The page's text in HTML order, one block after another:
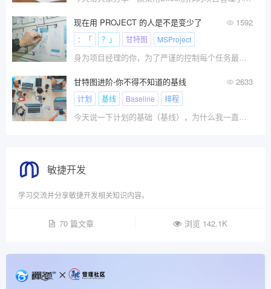
现在用 PROJECT 的人是不是变少了 1592
：「 ？」 甘特图 MSProject
身为项目经理的你，为了严谨的控制每个任务最多可运作的时间 (任务工期)，你就会发觉，管理项目可不只是画甘特图这么简单！
甘特图进阶-你不得不知道的基线 2633
计划 基线 Baseline 排程
今天说一下计划的基础（基线），为什么我一直不推荐大家排计划用Excel呢，无法设置基线就是它最大的有硬伤。
敏捷开发
学习交流并分享敏捷开发相关知识内容。
70 篇文章 浏览 142.1K